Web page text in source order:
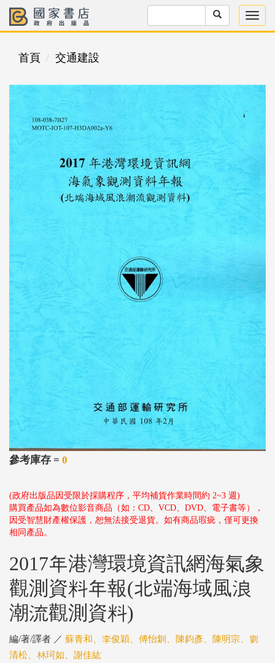
首頁 交通建設
參考庫存 = 0
(政府出版品因受限於採購程序，平均補貨作業時間約 2~3 週)
購買產品如為數位影音商品（如：CD、VCD、DVD、電子書等），
因受智慧財產權保護，恕無法接受退貨。如有商品瑕疵，僅可更換
相同產品。
2017年港灣環境資訊網海氣象
觀測資料年報(北端海域風浪
潮流觀測資料)
編/著/譯者 ／ 蘇青和、李俊穎、傅怡釧、陳鈞彥、陳明宗、劉
清松、林珂如、謝佳紘